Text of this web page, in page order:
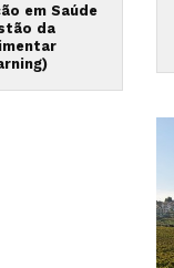
em Saúde
da